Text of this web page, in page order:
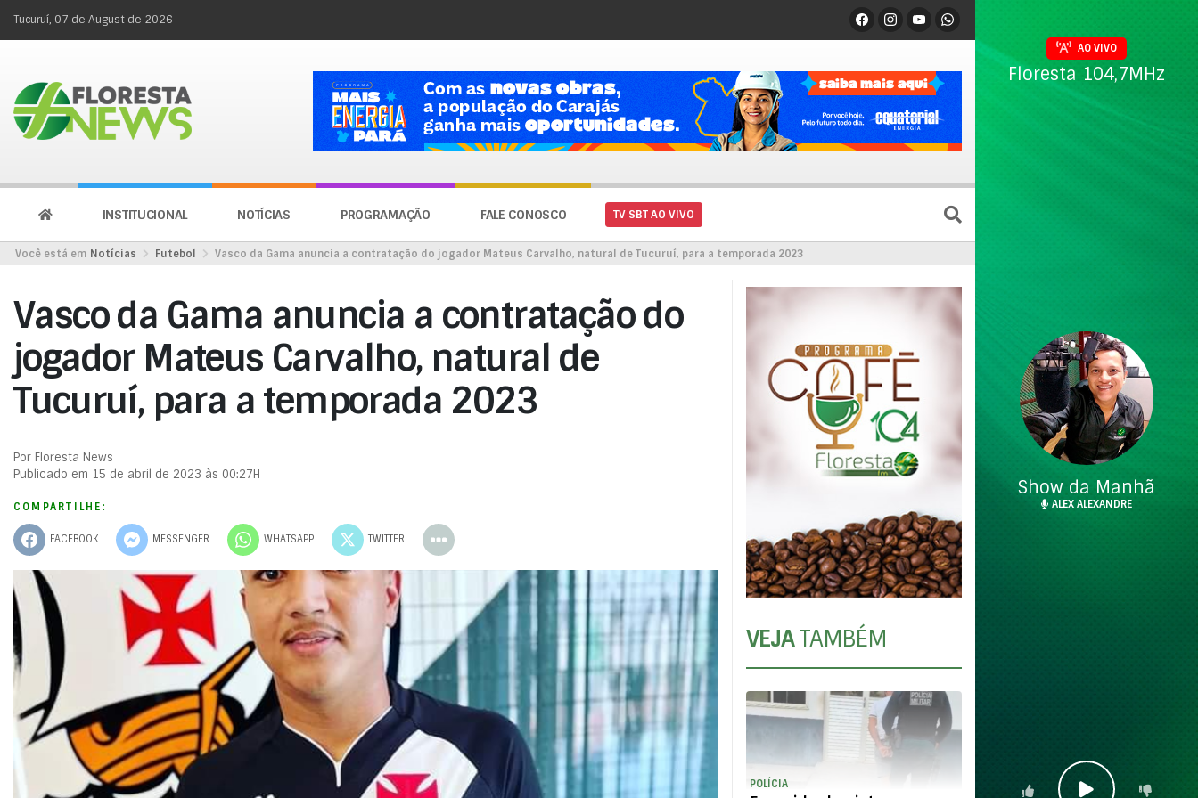
Tucuruí, 07 de August de 2026
INSTITUCIONAL NOTÍCIAS PROGRAMAÇÃO FALE CONOSCO TV SBT AO VIVO
Você está em Notícias Futebol Vasco da Gama anuncia a contratação do jogador Mateus Carvalho, natural de Tucuruí, para a temporada 2023
Vasco da Gama anuncia a contratação do
jogador Mateus Carvalho, natural de
Tucuruí, para a temporada 2023
Por Floresta News
Publicado em 15 de abril de 2023 às 00:27H
COMPARTILHE:
FACEBOOK MESSENGER WHATSAPP TWITTER
VEJATAMBÉM
POLÍCIA
AO VIVO
Floresta 104,7MHz
Show da Manhã
ALEX ALEXANDRE